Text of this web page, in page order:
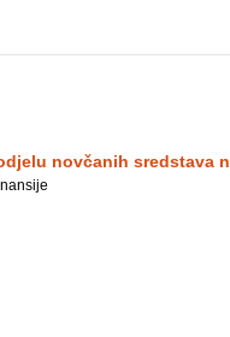
novčanih sredstava